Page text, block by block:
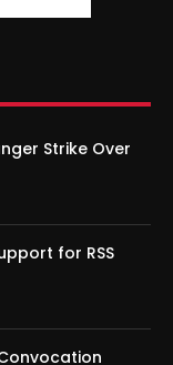
Strike Over
for RSS